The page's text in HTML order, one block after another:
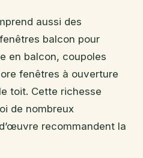
aussi des
balcon pour
en balcon, coupoles
fenêtres à ouverture
toit. Cette richesse
de nombreux
recommandent la